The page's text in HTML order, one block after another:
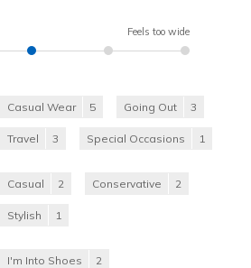
Feels too wide
Casual Wear 5 Going Out 3
Travel 3 Special Occasions 1
Casual 2 Conservative 2
Stylish 1
I'm Into Shoes 2